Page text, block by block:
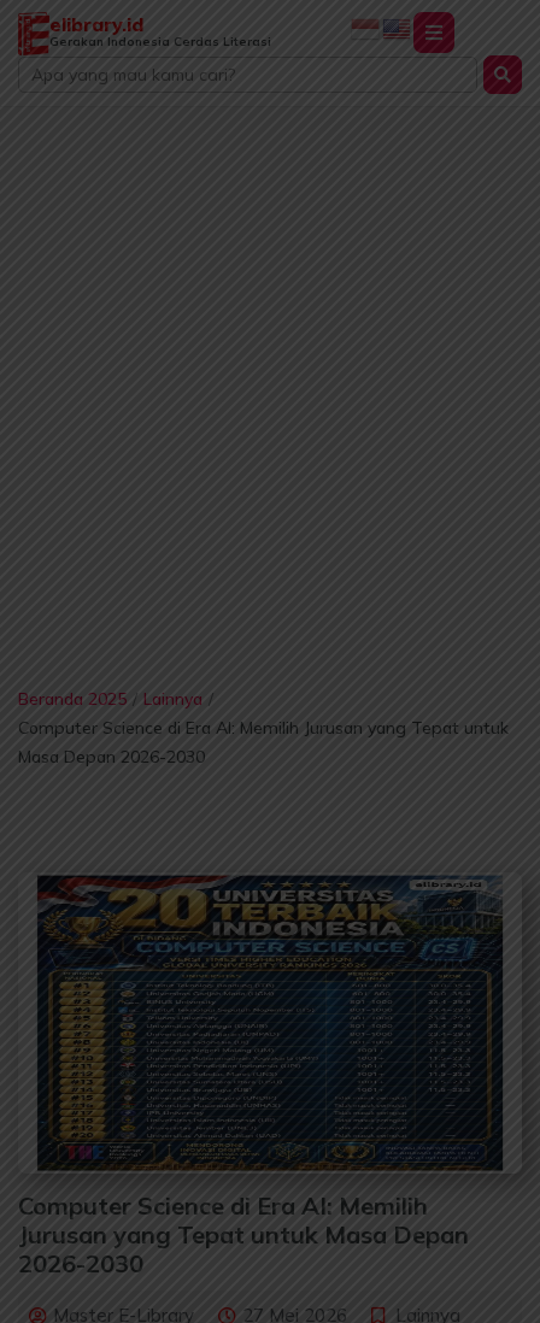
Lewati
konten
elibrary.id
Gerakan Indonesia Cerdas Literasi
Search
...
Beranda 2025 / Lainnya /
Computer Science di Era AI: Memilih Jurusan yang Tepat untuk
Masa Depan 2026-2030
Computer Science di Era AI: Memilih
Jurusan yang Tepat untuk Masa Depan
2026-2030
Master E-Library 27 Mei 2026 Lainnya